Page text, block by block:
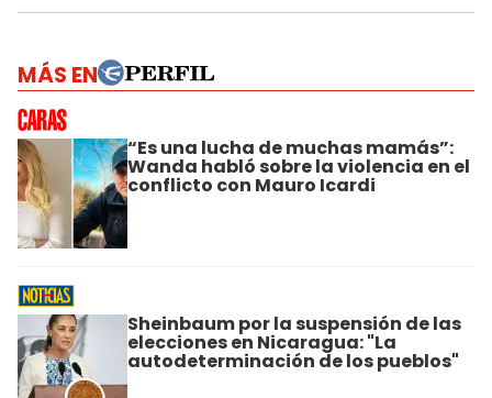
MÁS EN
“Es una lucha de muchas mamás”:
Wanda habló sobre la violencia en el
conflicto con Mauro Icardi
Sheinbaum por la suspensión de las
elecciones en Nicaragua: "La
autodeterminación de los pueblos"